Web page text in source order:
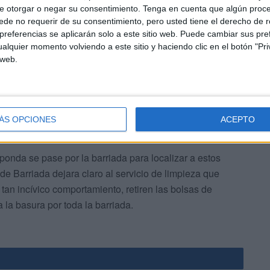
otorgar o negar su consentimiento. Tenga en cuenta que algún
no requerir de su consentimiento, pero usted tiene el derecho de
se aplicarán solo a este sitio web. Puede cambiar sus
momento volviendo a este sitio y haciendo clic en el botón
OPCIONES ACEPTO
en el contenedor. De esta forma se resuelve el
la retire y las bolsas permanezcan en el lugar hasta
le dé una patada y se esparzan los residuos por la
del servicio de limpieza del barrio recogerlo.
se pase por la barriada para localizar a estos
Barriada dejara claro al servicio de limpieza que
incívico comportamiento, retiren las bolsas de
basura por toda la barriada.